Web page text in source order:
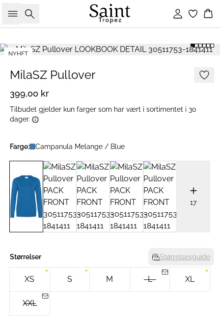
Søk Logg inn
NYHET
MilaSZ Pullover
399,00 kr
Tilbudet gjelder kun farger som har vært i sortimentet i 30
dager.
Farge: Campanula Melange / Blue
17
Størrelser Størrelsesguide
XS S M L XL
XXL